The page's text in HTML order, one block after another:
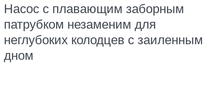
Насос с плавающим заборным
патрубком незаменим для
неглубоких колодцев с заиленным
дном